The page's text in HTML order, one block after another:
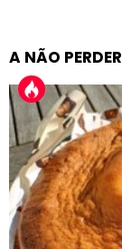
A NÃO PERDER